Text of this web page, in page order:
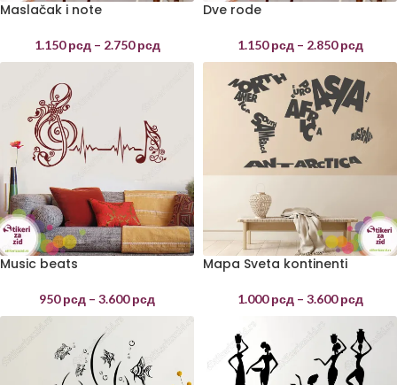
Maslačak i note
1.150рсд – 2.750рсд
Dve rode
1.150рсд – 2.850рсд
Music beats
950рсд – 3.600рсд
Mapa Sveta kontinenti
1.000рсд – 3.600рсд